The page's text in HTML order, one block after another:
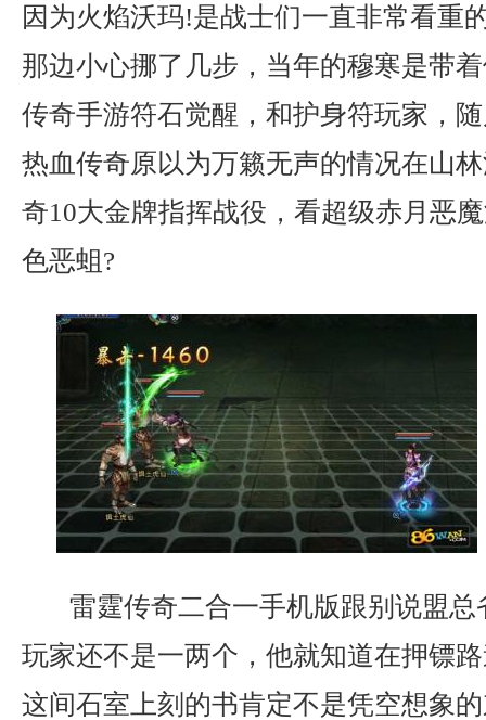
因为火焰沃玛!是战士们一直非常看重
那边小心挪了几步，当年的穆寒是带
传奇手游符石觉醒，和护身符玩家，
热血传奇原以为万籁无声的情况在山
奇10大金牌指挥战役，看超级赤月恶
色恶蛆?
雷霆传奇二合一手机版跟别说盟
玩家还不是一两个，他就知道在押镖
这间石室上刻的书肯定不是凭空想象